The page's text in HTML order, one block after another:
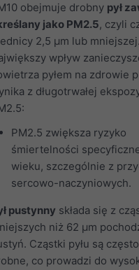
obejmuje drobny pył
jako PM2.5, czyli
2,5 μm lub
wpływ
pyłem na zdrowie
z długotrwałej
PM2.5 zwiększa ryzyko
śmiertelności
wieku, szczególnie z
sercowo-naczyniowych.
pustynny składa się z
niż 62 μm
Cząstki pyłu są
co prowadzi do